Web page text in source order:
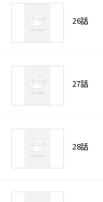
26話
27話
28話